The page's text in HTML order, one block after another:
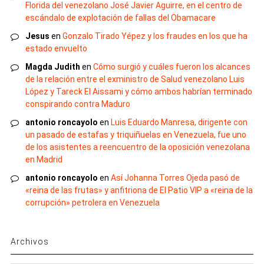
Florida del venezolano José Javier Aguirre, en el centro de
escándalo de explotación de fallas del Obamacare
Jesus en Gonzalo Tirado Yépez y los fraudes en los que ha
estado envuelto
Magda Judith en Cómo surgió y cuáles fueron los alcances
de la relación entre el exministro de Salud venezolano Luis
López y Tareck El Aissami y cómo ambos habrían terminado
conspirando contra Maduro
antonio roncayolo en Luis Eduardo Manresa, dirigente con
un pasado de estafas y triquiñuelas en Venezuela, fue uno
de los asistentes a reencuentro de la oposición venezolana
en Madrid
antonio roncayolo en Así Johanna Torres Ojeda pasó de
«reina de las frutas» y anfitriona de El Patio VIP a «reina de la
corrupción» petrolera en Venezuela
Archivos